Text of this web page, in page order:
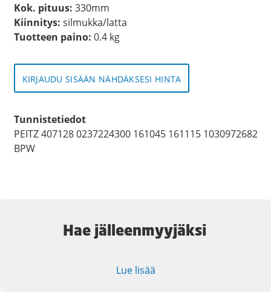
Kok. pituus: 330mm
Kiinnitys: silmukka/latta
Tuotteen paino: 0.4 kg
KIRJAUDU SISÄÄN NÄHDÄKSESI HINTA
Tunnistetiedot
PEITZ 407128 0237224300 161045 161115 1030972682
BPW
Hae jälleenmyyjäksi
Lue lisää